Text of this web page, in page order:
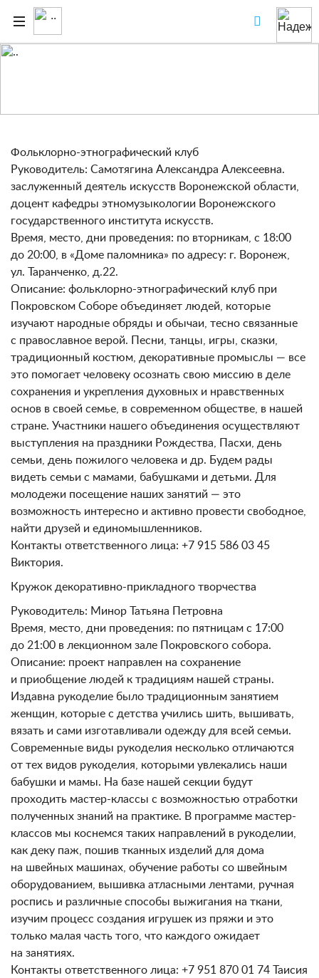
Фольклорно-этнографический клуб
Руководитель: Самотягина Александра Алексеевна.
заслуженный деятель искусств Воронежской области,
доцент кафедры этномузыкологии Воронежского
государственного института искусств.
Время, место, дни проведения: по вторникам, с 18:00
до 20:00, в «Доме паломника» по адресу: г. Воронеж,
ул. Таранченко, д.22.
Описание: фольклорно-этнографический клуб при
Покровском Соборе объединяет людей, которые
изучают народные обряды и обычаи, тесно связанные
с православное верой. Песни, танцы, игры, сказки,
традиционный костюм, декоративные промыслы — все
это помогает человеку осознать свою миссию в деле
сохранения и укрепления духовных и нравственных
основ в своей семье, в современном обществе, в нашей
стране. Участники нашего объединения осуществляют
выступления на праздники Рождества, Пасхи, день
семьи, день пожилого человека и др. Будем рады
видеть семьи с мамами, бабушками и детьми. Для
молодежи посещение наших занятий — это
возможность интересно и активно провести свободное,
найти друзей и единомышленников.
Контакты ответственного лица: +7 915 586 03 45
Виктория.
Кружок декоративно-прикладного творчества
Руководитель: Минор Татьяна Петровна
Время, место, дни проведения: по пятницам с 17:00
до 21:00 в лекционном зале Покровского собора.
Описание: проект направлен на сохранение
и приобщение людей к традициям нашей страны.
Издавна рукоделие было традиционным занятием
женщин, которые с детства учились шить, вышивать,
вязать и сами изготавливали одежду для всей семьи.
Современные виды рукоделия несколько отличаются
от тех видов рукоделия, которыми увлекались наши
бабушки и мамы. На базе нашей секции будут
проходить мастер-классы с возможностью отработки
полученных знаний на практике. В программе мастер-
классов мы коснемся таких направлений в рукоделии,
как деку паж, пошив тканных изделий для дома
на швейных машинах, обучение работы со швейным
оборудованием, вышивка атласными лентами, ручная
роспись и различные способы выжигания на ткани,
изучим процесс создания игрушек из пряжи и это
только малая часть того, что каждого ожидает
на занятиях.
Контакты ответственного лица: +7 951 870 01 74 Таисия